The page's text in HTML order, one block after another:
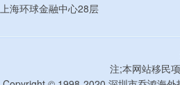
上海环球金融中心28层
注;本网站移民